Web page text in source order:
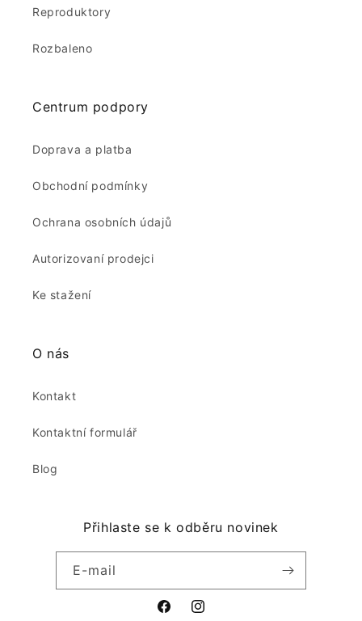
Reproduktory
Rozbaleno
Centrum podpory
Doprava a platba
Obchodní podmínky
Ochrana osobních údajů
Autorizovaní prodejci
Ke stažení
O nás
Kontakt
Kontaktní formulář
Blog
Přihlaste se k odběru novinek
E-mail
FacebookInstagram